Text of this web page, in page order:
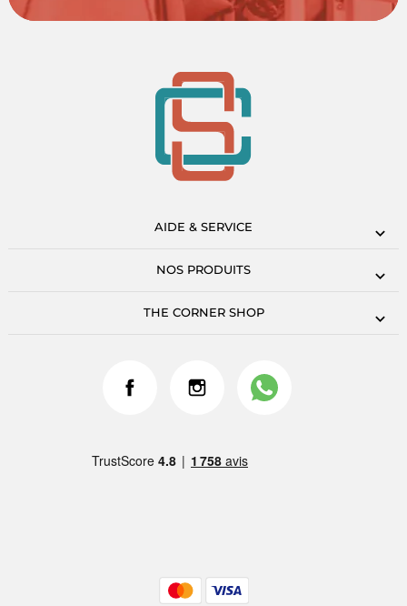
AIDE & SERVICE
NOS PRODUITS
THE CORNER SHOP